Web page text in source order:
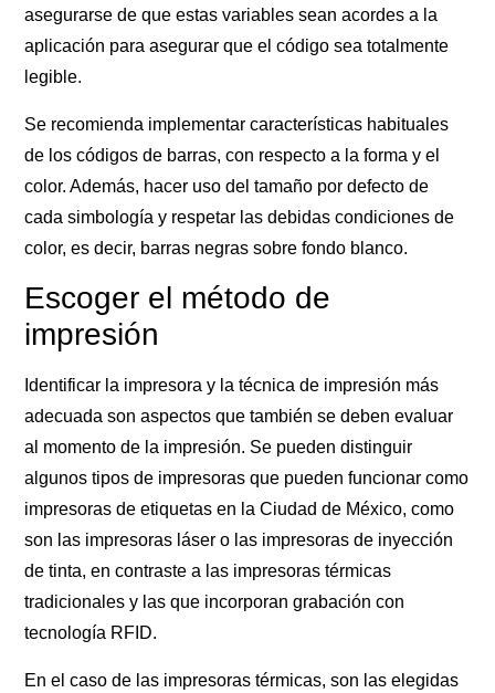
asegurarse de que estas variables sean acordes a la
aplicación para asegurar que el código sea totalmente
legible.
Se recomienda implementar características habituales
de los códigos de barras, con respecto a la forma y el
color. Además, hacer uso del tamaño por defecto de
cada simbología y respetar las debidas condiciones de
color, es decir, barras negras sobre fondo blanco.
Escoger el método de
impresión
Identificar la impresora y la técnica de impresión más
adecuada son aspectos que también se deben evaluar
al momento de la impresión. Se pueden distinguir
algunos tipos de impresoras que pueden funcionar como
impresoras de etiquetas en la Ciudad de México, como
son las impresoras láser o las impresoras de inyección
de tinta, en contraste a las impresoras térmicas
tradicionales y las que incorporan grabación con
tecnología RFID.
En el caso de las impresoras térmicas, son las elegidas